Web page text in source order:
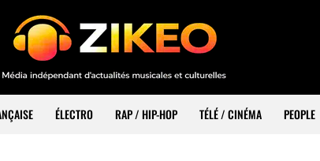
ÉLECTRO RAP / HIP-HOP TÉLÉ / CINÉMA PEOPLE